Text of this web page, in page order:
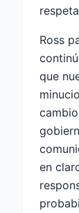
Ross
que
en